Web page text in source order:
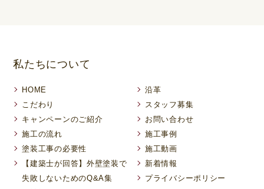
私たちについて
HOME
こだわり
キャンペーンのご紹介
施工の流れ
塗装工事の必要性
【建築士が回答】外壁塗装で
失敗しないためのQ&A集
沿革
スタッフ募集
お問い合わせ
施工事例
施工動画
新着情報
プライバシーポリシー